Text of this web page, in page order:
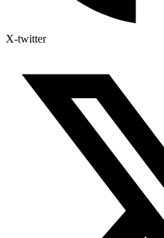
X-twitter